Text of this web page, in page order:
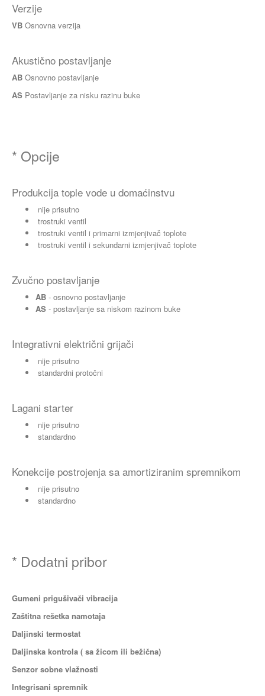
Verzije
VB Osnovna verzija
Akustično postavljanje
AB Osnovno postavljanje
AS Postavljanje za nisku razinu buke
* Opcije
Produkcija tople vode u domaćinstvu
nije prisutno
trostruki ventil
trostruki ventil i primarni izmjenjivač toplote
trostruki ventil i sekundarni izmjenjivač toplote
Zvučno postavljanje
AB - osnovno postavljanje
AS - postavljanje sa niskom razinom buke
Integrativni električni grijači
nije prisutno
standardni protočni
Lagani starter
nije prisutno
standardno
Konekcije postrojenja sa amortiziranim spremnikom
nije prisutno
standardno
* Dodatni pribor
Gumeni prigušivači vibracija
Zaštitna rešetka namotaja
Daljinski termostat
Daljinska kontrola ( sa žicom ili bežična)
Senzor sobne vlažnosti
Integrisani spremnik